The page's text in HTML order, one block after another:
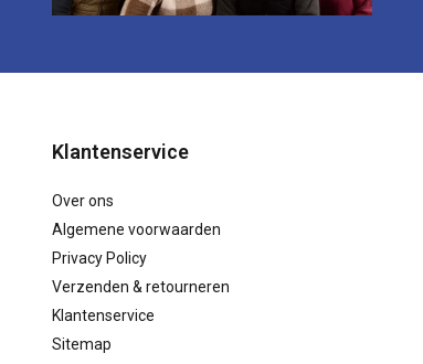
Klantenservice
Over ons
Algemene voorwaarden
Privacy Policy
Verzenden & retourneren
Klantenservice
Sitemap